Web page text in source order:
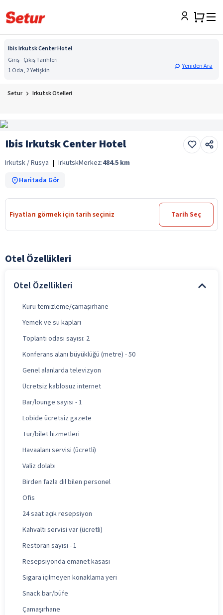
Ibis Irkutsk Center Hotel
Giriş - Çıkış Tarihleri
1 Oda, 2 Yetişkin
Yeniden Ara
Setur Irkutsk Otelleri
Ibis Irkutsk Center Hotel
Irkutsk / Rusya | IrkutskMerkez:484.5 km
Haritada Gör
Fiyatları görmek için tarih seçiniz Tarih Seç
Otel Özellikleri
Otel Özellikleri
Kuru temizleme/çamaşırhane
Yemek ve su kapları
Toplantı odası sayısı: 2
Konferans alanı büyüklüğü (metre) - 50
Genel alanlarda televizyon
Ücretsiz kablosuz internet
Bar/lounge sayısı - 1
Lobide ücretsiz gazete
Tur/bilet hizmetleri
Havaalanı servisi (ücretli)
Valiz dolabı
Birden fazla dil bilen personel
Ofis
24 saat açık resepsiyon
Kahvaltı servisi var (ücretli)
Restoran sayısı - 1
Resepsiyonda emanet kasası
Sigara içilmeyen konaklama yeri
Snack bar/büfe
Çamaşırhane